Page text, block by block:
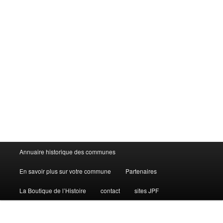
Menu
principal
Annuaire historique des communes
En savoir plus sur votre commune Partenaires
La Boutique de l’Histoire contact sites JPF